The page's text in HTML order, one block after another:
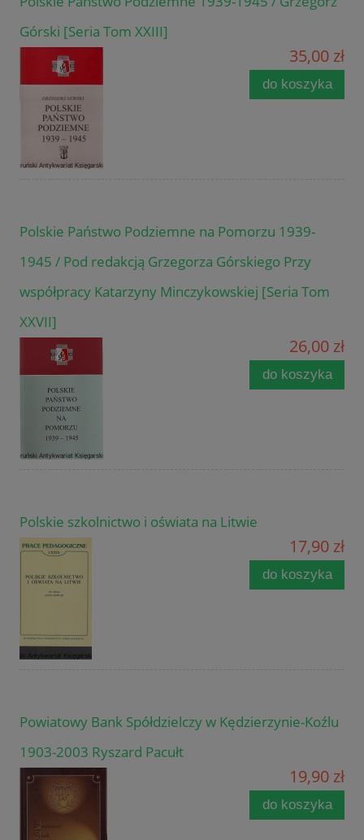
Górski [Seria Tom XXIII]
35,00 zł
do koszyka
Polskie Państwo Podziemne na Pomorzu 1939-
1945 / Pod redakcją Grzegorza Górskiego Przy
współpracy Katarzyny Minczykowskiej [Seria Tom
XXVII]
26,00 zł
do koszyka
Polskie szkolnictwo i oświata na Litwie
17,90 zł
do koszyka
Powiatowy Bank Spółdzielczy w Kędzierzynie-Koźlu
1903-2003 Ryszard Pacułt
19,90 zł
do koszyka